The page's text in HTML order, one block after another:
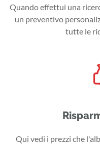
Quando effettui una
un preventivo
tutte le
Qui vedi i prezzi che